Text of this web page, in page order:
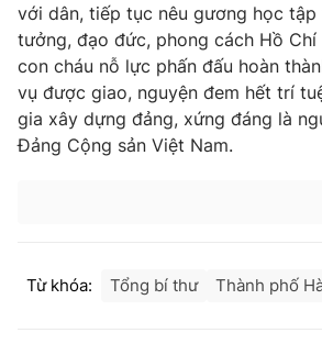
với dân, tiếp tục nêu gương học
tưởng, đạo đức, phong cách Hồ Chí
con cháu nỗ lực phấn đấu hoàn
vụ được giao, nguyện đem hết trí
gia xây dựng đảng, xứng đáng là
Đảng Cộng sản Việt Nam.
Từ khóa: Tổng bí thư Thành phố